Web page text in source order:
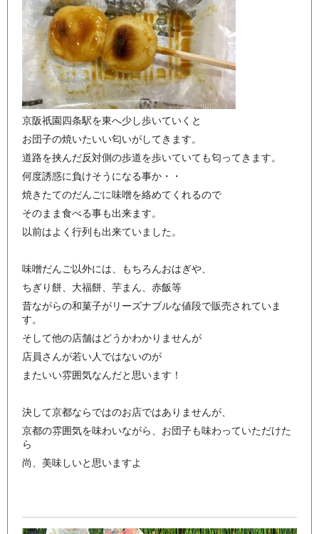
京阪祇園四条駅を東へ少し歩いていくと
お団子の焼いたいい匂いがしてきます。
道路を挟んだ反対側の歩道を歩いていても匂ってきます。
何度誘惑に負けそうになる事か・・
焼きたてのだんごに味噌を絡めてくれるので
そのまま食べる事も出来ます。
以前はよく行列も出来ていました。
味噌だんご以外には、もちろんおはぎや、
ちぎり餅、大福餅、芋まん、赤飯等
昔ながらの和菓子がリーズナブルな値段で販売されていま
す。
そして他の店舗はどうかわかりませんが
店員さんが若い人ではないのが
またいい雰囲気なんだと思います！
決して京都ならではのお店ではありませんが、
京都の雰囲気を味わいながら、お団子も味わっていただけた
ら
尚、美味しいと思いますよ